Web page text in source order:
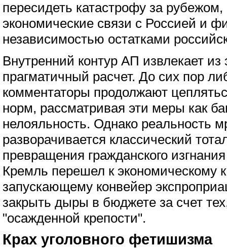
пересидеть катастрофу за
экономические связи с Россией и
независимостью остатками
Внутренний контур АП извлекает из
прагматичный расчет. До сих пор
комментаторы продолжают
норм, рассматривая эти меры как
нелояльность. Однако реальность
разворачивается классический
превращения гражданского
Кремль перешел к экономическому
запускающему конвейер
закрыть дыры в бюджете за счет
"осажденной крепости".
Крах уголовного фетишизма